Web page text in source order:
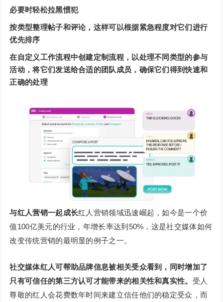
必要时轻松拉黑惯犯
按类型整理帖子和评论，这样可以根据紧急程度对它们进行
优先排序
在自定义工作流程中创建定制流程，以处理不同类型的参与
活动，将它们发送给合适的团队成员，确保它们得到快速和
正确的处理
与红人营销一起成长红人营销领域迅速崛起，如今是一个价
值100亿美元的行业，年增长率达到50%，这是社交媒体如何
改变传统营销的最明显的例子之一。
社交媒体红人可帮助品牌信息被相关受众看到，同时增加了
只有可信任的第三方认可才能带来的相关性和真实性。 受人
尊敬的红人会花费数年时间来建立信任他们的稳定受众，而